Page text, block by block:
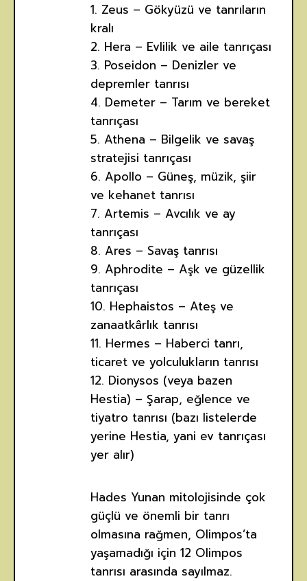
1. Zeus – Gökyüzü ve tanrıların
kralı
2. Hera – Evlilik ve aile tanrıçası
3. Poseidon – Denizler ve
depremler tanrısı
4. Demeter – Tarım ve bereket
tanrıçası
5. Athena – Bilgelik ve savaş
stratejisi tanrıçası
6. Apollo – Güneş, müzik, şiir
ve kehanet tanrısı
7. Artemis – Avcılık ve ay
tanrıçası
8. Ares – Savaş tanrısı
9. Aphrodite – Aşk ve güzellik
tanrıçası
10. Hephaistos – Ateş ve
zanaatkârlık tanrısı
11. Hermes – Haberci tanrı,
ticaret ve yolculukların tanrısı
12. Dionysos (veya bazen
Hestia) – Şarap, eğlence ve
tiyatro tanrısı (bazı listelerde
yerine Hestia, yani ev tanrıçası
yer alır)
Hades Yunan mitolojisinde çok
güçlü ve önemli bir tanrı
olmasına rağmen, Olimpos’ta
yaşamadığı için 12 Olimpos
tanrısı arasında sayılmaz.